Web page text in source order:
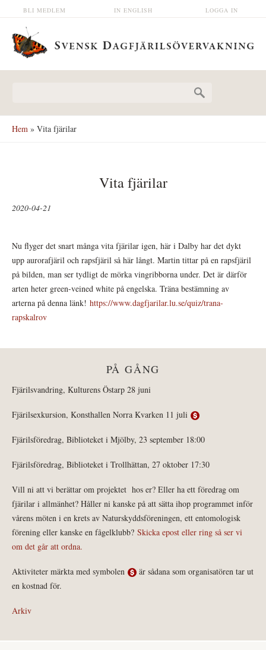
Hoppa till huvudinnehåll LOGGA IN
IN ENGLISH
BLI MEDLEM
Hem » Vita fjärilar
Vita fjärilar
2020-04-21
Nu flyger det snart många vita fjärilar igen, här i Dalby har det dykt
upp aurorafjäril och rapsfjäril så här långt. Martin tittar på en rapsfjäril
på bilden, man ser tydligt de mörka vingribborna under. Det är därför
arten heter green-veined white på engelska. Träna bestämning av
arterna på denna länk! https://www.dagfjarilar.lu.se/quiz/trana-
rapskalrov
PÅ GÅNG
Fjärilsvandring, Kulturens Östarp 28 juni
Fjärilsexkursion, Konsthallen Norra Kvarken 11 juli
Fjärilsföredrag, Biblioteket i Mjölby, 23 september 18:00
Fjärilsföredrag, Biblioteket i Trollhättan, 27 oktober 17:30
Vill ni att vi berättar om projektet hos er? Eller ha ett föredrag om
fjärilar i allmänhet? Håller ni kanske på att sätta ihop programmet inför
vårens möten i en krets av Naturskyddsföreningen, ett entomologisk
förening eller kanske en fågelklubb? Skicka epost eller ring så ser vi
om det går att ordna.
Aktiviteter märkta med symbolen
är sådana som organisatören tar ut
en kostnad för.
Arkiv